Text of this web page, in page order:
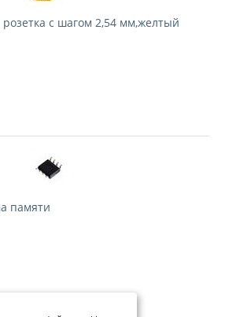
розетка с шагом 2,54 мм,желтый
памяти